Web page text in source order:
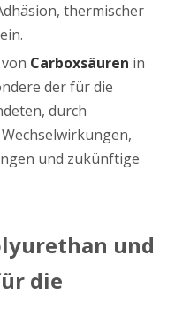
thermischer
Carboxsäuren in
der für die
durch
und zukünftige
und
die